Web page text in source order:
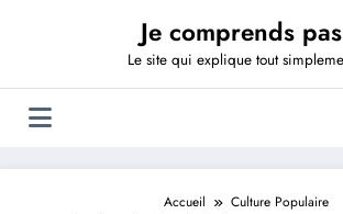
Je comprends pas
Le site qui explique tout
Accueil
Culture Populaire